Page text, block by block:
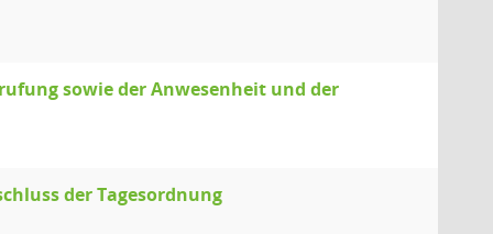
sowie der Anwesenheit und der
der Tagesordnung